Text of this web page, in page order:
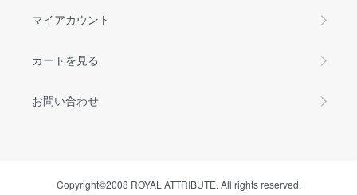
マイアカウント
カートを見る
お問い合わせ
Copyright©2008 ROYAL ATTRIBUTE. All rights reserved.